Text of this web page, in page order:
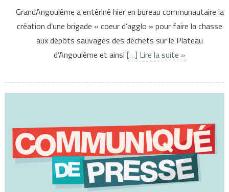
GrandAngoulême a entériné hier en bureau communautaire la
création d’une brigade « coeur d’agglo » pour faire la chasse
aux dépôts sauvages des déchets sur le Plateau
d’Angoulême et ainsi […] Lire la suite »